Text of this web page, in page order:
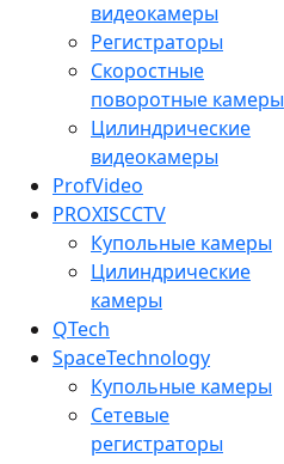
видеокамеры
Регистраторы
Скоростные
поворотные камеры
Цилиндрические
видеокамеры
ProfVideo
PROXISCCTV
Купольные камеры
Цилиндрические
камеры
QTech
SpaceTechnology
Купольные камеры
Сетевые
регистраторы